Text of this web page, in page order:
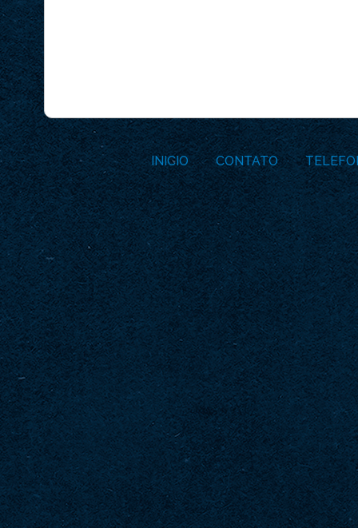
INICIO CONTATO